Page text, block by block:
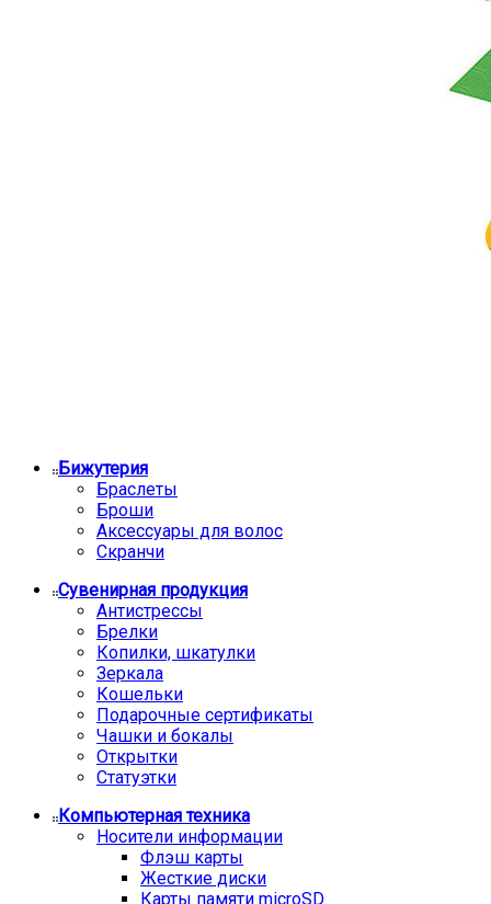
Бижутерия
Браслеты
Броши
Аксессуары для волос
Скранчи
Сувенирная продукция
Антистрессы
Брелки
Копилки, шкатулки
Зеркала
Кошельки
Подарочные сертификаты
Чашки и бокалы
Открытки
Статуэтки
Компьютерная техника
Носители информации
Флэш карты
Жесткие диски
Карты памяти microSD